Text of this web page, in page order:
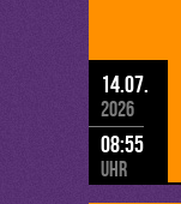
14.07.
2026
08:55
Uhr